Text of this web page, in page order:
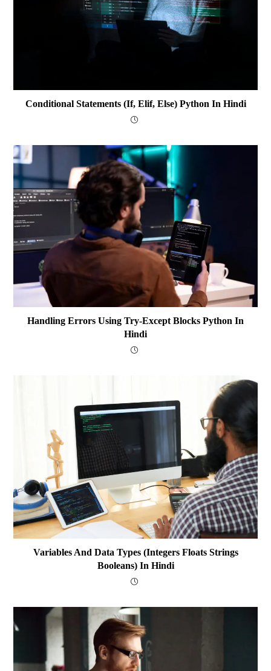
Conditional Statements (if, Elif, Else) Python In Hindi
Handling Errors Using Try-Except Blocks Python In
Hindi
Variables And Data Types (integers Floats Strings
Booleans) In Hindi